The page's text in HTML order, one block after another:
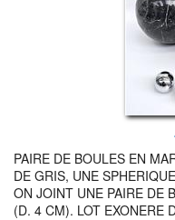
PAIRE DE BOULES EN
DE GRIS, UNE
ON JOINT UNE PAIRE DE
(D. 4 CM). LOT EXONERE